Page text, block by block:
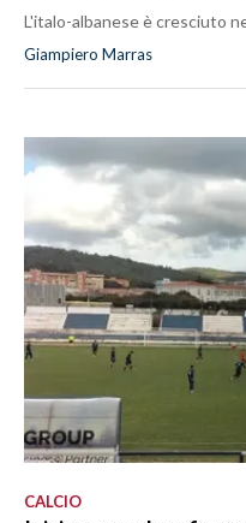
L'italo-albanese è cresciuto
Giampiero Marras
CALCIO